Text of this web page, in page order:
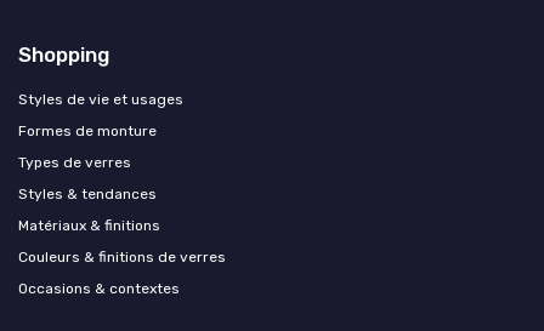
Shopping
Styles de vie et usages
Formes de monture
Types de verres
Styles & tendances
Matériaux & finitions
Couleurs & finitions de verres
Occasions & contextes